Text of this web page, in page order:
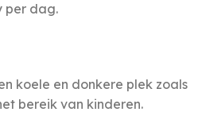
per dag.
koele en donkere plek zoals
bereik van kinderen.